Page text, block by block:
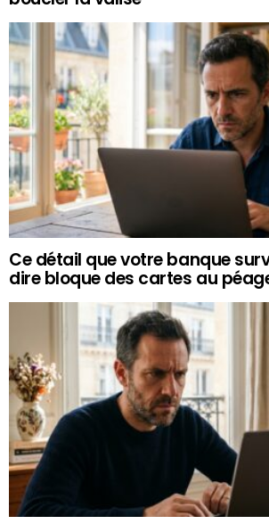
Ce détail que votre banque
dire bloque des cartes au